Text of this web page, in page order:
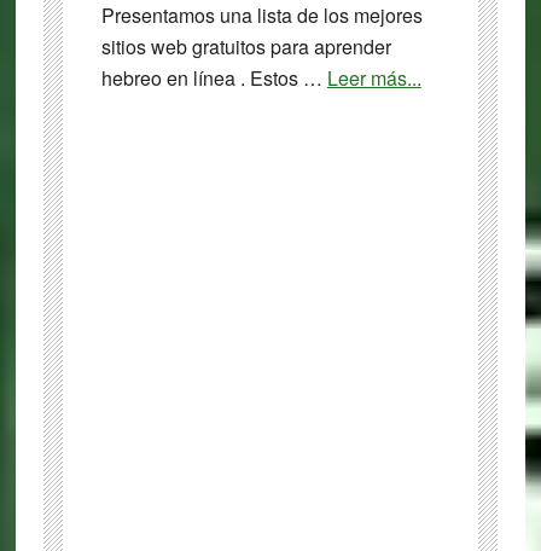
Presentamos una lista de los mejores
sitios web gratuitos para aprender
hebreo en línea . Estos … Leer más...about
mejores
gratuitos
aprender
hebreo